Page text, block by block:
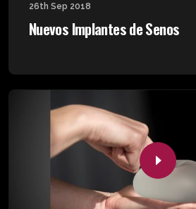
26th Sep 2018
Nuevos Implantes de Senos